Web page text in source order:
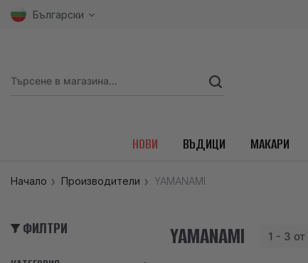
Български
НОВИ ВЪДИЦИ МАКАРИ
Начало Производители YAMANAMI
ФИЛТРИ YAMANAMI 1 - 3